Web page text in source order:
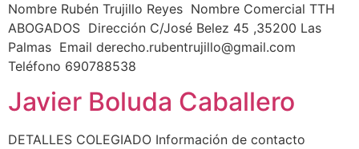
Nombre Rubén Trujillo Reyes Nombre Comercial TTH
ABOGADOS Dirección C/José Belez 45 ,35200 Las
Palmas Email derecho.rubentrujillo@gmail.com
Teléfono 690788538
Javier Boluda Caballero
DETALLES COLEGIADO Información de contacto